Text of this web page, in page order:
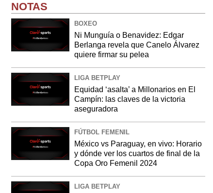
NOTAS
BOXEO
Ni Munguía o Benavidez: Edgar
Berlanga revela que Canelo Álvarez
quiere firmar su pelea
LIGA BETPLAY
Equidad ‘asalta’ a Millonarios en El
Campín: las claves de la victoria
aseguradora
FÚTBOL FEMENIL
México vs Paraguay, en vivo: Horario
y dónde ver los cuartos de final de la
Copa Oro Femenil 2024
LIGA BETPLAY